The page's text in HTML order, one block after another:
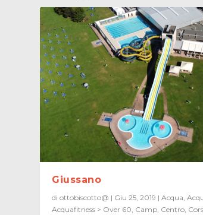
Giussano
diottobiscotto@ | Giu 25, 2019 |Acqua,
Acquafitness > Over 60, Camp, Centro,